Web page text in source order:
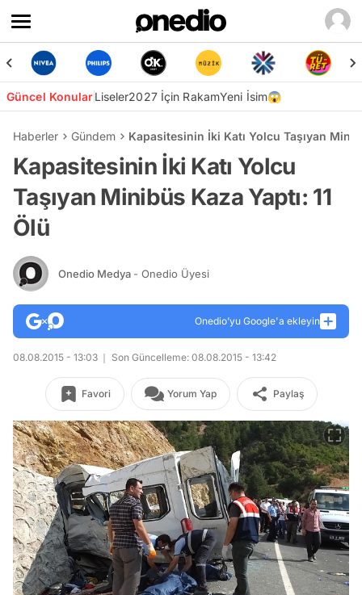
Güncel KonularLiseler2027 İçin RakamYeni İsim😱
Haberler Gündem Kapasitesinin İki Katı Yolcu Taşıyan
Kapasitesinin İki Katı Yolcu
Taşıyan Minibüs Kaza Yaptı: 11
Ölü
Onedio Medya - Onedio Üyesi
Onedio’yu Google'a ekleyin
08.08.2015 - 13:03 Son Güncelleme: 08.08.2015 - 13:42
Favori Yorum Yap Paylaş